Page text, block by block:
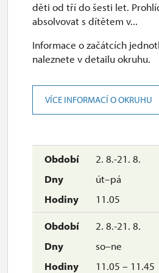
28. 10.-28. 10.
st
10.00 – 16.00
út–pá
12.00 – 16.00
so–ne
10.00 – 16.00
2. 8.-21. 8.
út–pá
11.05
2. 8.-21. 8.
so–ne
11.05 – 11.45
děti od tří do šesti let.
absolvovat s dítětem v...
Informace o začátcích
naleznete v detailu okruhu.
VÍCE INFORMACÍ O OKRUHU